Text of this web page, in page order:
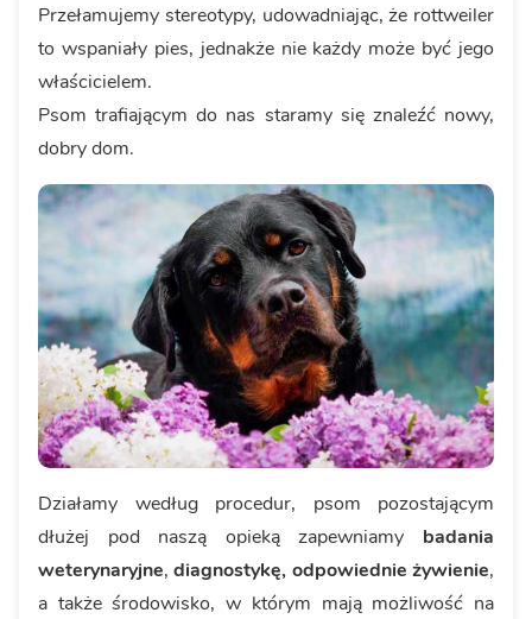
Przełamujemy stereotypy, udowadniając, że rottweiler
to wspaniały pies, jednakże nie każdy może być jego
właścicielem.
Psom trafiającym do nas staramy się znaleźć nowy,
dobry dom.
Działamy według procedur, psom pozostającym
dłużej pod naszą opieką zapewniamy badania
weterynaryjne,diagnostykę, odpowiednie żywienie,
a także środowisko, w którym mają możliwość na